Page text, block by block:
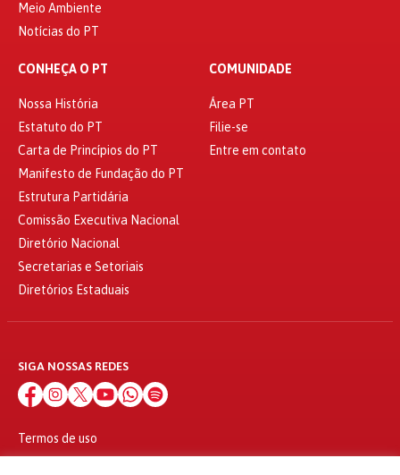
Meio Ambiente
Notícias do PT
CONHEÇA O PT
Nossa História
Estatuto do PT
Carta de Princípios do PT
Manifesto de Fundação do PT
Estrutura Partidária
Comissão Executiva Nacional
Diretório Nacional
Secretarias e Setoriais
Diretórios Estaduais
COMUNIDADE
Área PT
Filie-se
Entre em contato
SIGA NOSSAS REDES
Termos de uso